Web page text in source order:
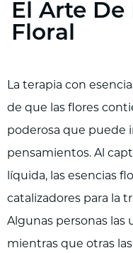
El Arte De
Floral
La terapia con
de que las flores
poderosa que puede
pensamientos. Al
líquida, las esencias
catalizadores para la
Algunas personas las
mientras que otras